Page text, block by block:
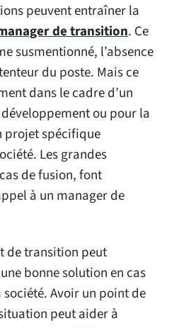
peuvent entraîner la
de transition. Ce
susmentionné, l’absence
du poste. Mais ce
dans le cadre d’un
ou pour la
projet spécifique
Les grandes
de fusion, font
à un manager de
de transition peut
bonne solution en cas
société. Avoir un point de
peut aider à